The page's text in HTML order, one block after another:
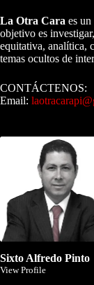
La Otra Cara es
objetivo es
equitativa, analítica,
temas ocultos de
CONTÁCTENOS:
Email:
Sixto Alfredo Pinto
View Profile